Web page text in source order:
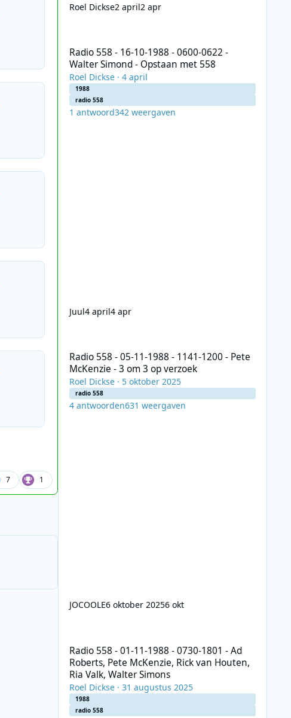
7 1
Roel Dickse2 april2 apr
Radio 558 - 16-10-1988 - 0600-0622 -
Walter Simond - Opstaan met 558
Roel Dickse· 4 april
1988
radio 558
1 antwoord342 weergaven
Juul4 april4 apr
Radio 558 - 05-11-1988 - 1141-1200 - Pete
McKenzie - 3 om 3 op verzoek
Roel Dickse· 5 oktober 2025
radio 558
4 antwoorden631 weergaven
JOCOOLE6 oktober 20256 okt
Radio 558 - 01-11-1988 - 0730-1801 - Ad
Roberts, Pete McKenzie, Rick van Houten,
Ria Valk, Walter Simons
Roel Dickse· 31 augustus 2025
1988
radio 558